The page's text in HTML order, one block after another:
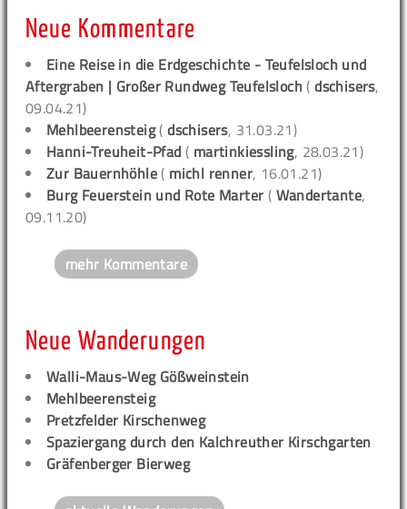
Neue Kommentare
Eine Reise in die Erdgeschichte - Teufelsloch und
Aftergraben | Großer Rundweg Teufelsloch (dschisers,
09.04.21)
Mehlbeerensteig(dschisers, 31.03.21)
Hanni-Treuheit-Pfad ( martinkiessling, 28.03.21)
Zur Bauernhöhle ( michl renner, 16.01.21)
Burg Feuerstein und Rote Marter ( Wandertante,
09.11.20)
mehr Kommentare
Neue Wanderungen
Walli-Maus-Weg Gößweinstein
Mehlbeerensteig
Pretzfelder Kirschenweg
Spaziergang durch den Kalchreuther Kirschgarten
Gräfenberger Bierweg